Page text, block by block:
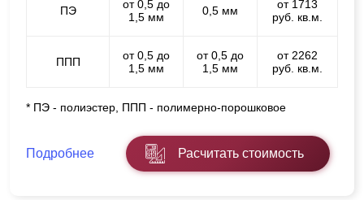
ПЭ
от 0,5 до
1,5 мм
0,5 мм
от 1713
руб. кв.м.
ППП
от 0,5 до
1,5 мм
от 0,5 до
1,5 мм
от 2262
руб. кв.м.
* ПЭ - полиэстер, ППП - полимерно-порошковое
Подробнее Расчитать стоимость